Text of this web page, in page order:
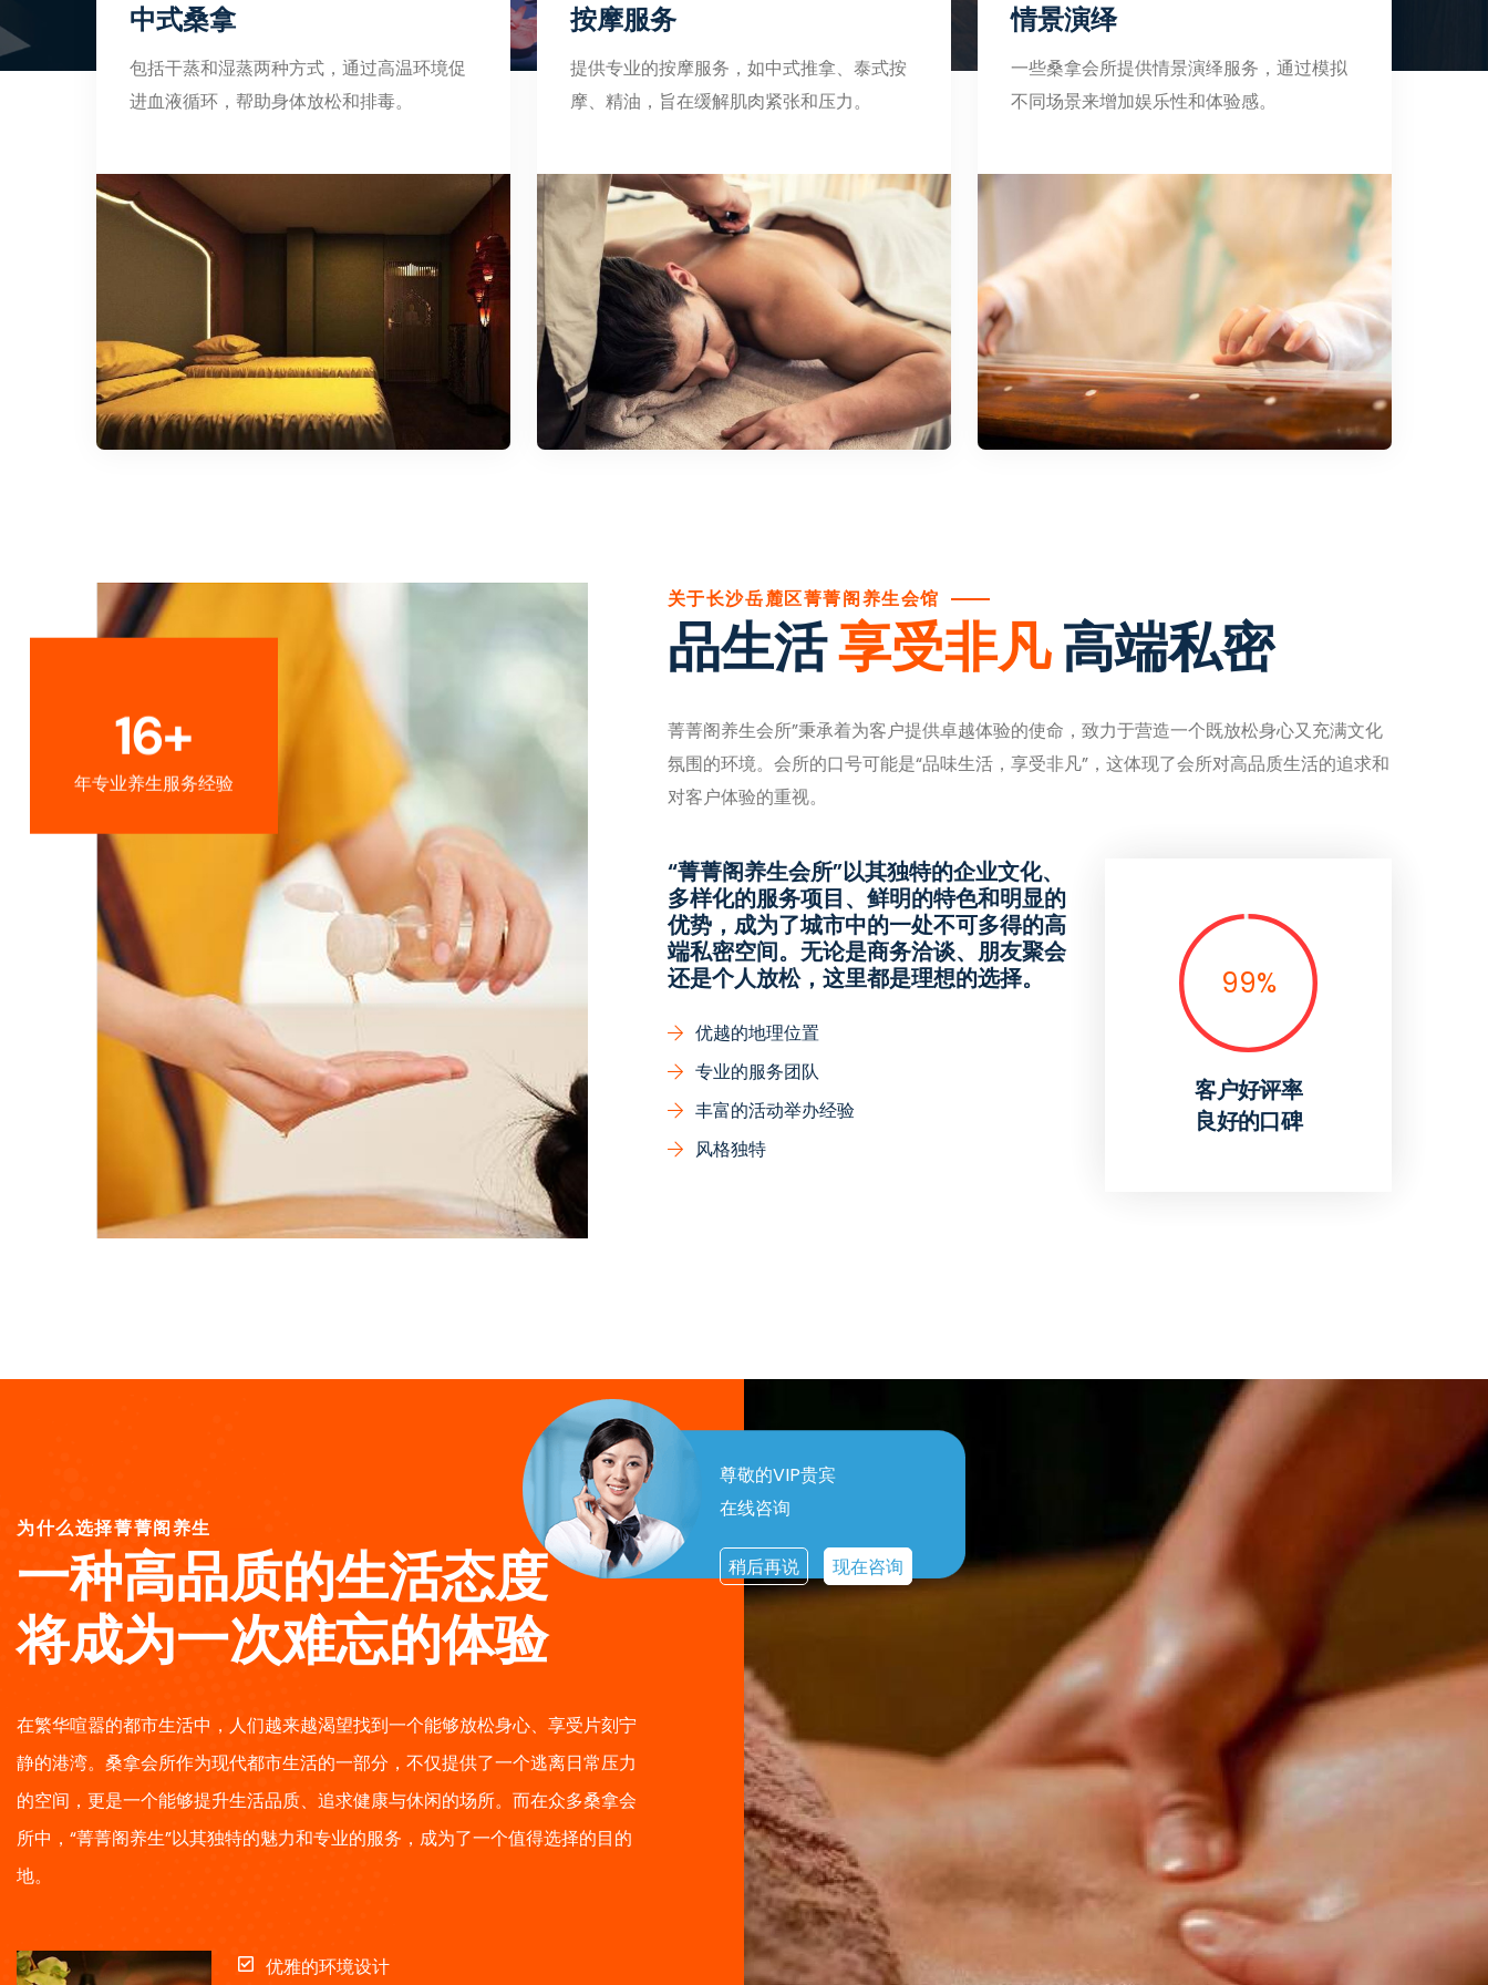
尊敬的VIP贵宾
在线咨询
稍后再说 现在咨询
中式桑拿
包括干蒸和湿蒸两种方式，通过高温环境促
进血液循环，帮助身体放松和排毒。
按摩服务
提供专业的按摩服务，如中式推拿、泰式按
摩、精油，旨在缓解肌肉紧张和压力。
情景演绎
一些桑拿会所提供情景演绎服务，通过模拟
不同场景来增加娱乐性和体验感。
16+
关于长沙岳麓区菁菁阁养生会馆
品生活享受非凡高端私密
菁菁阁养生会所”秉承着为客户提供卓越体验的使命，致力于营造一个既放松身心又充满文化
氛围的环境。会所的口号可能是“品味生活，享受非凡”，这体现了会所对高品质生活的追求和
对客户体验的重视。
“菁菁阁养生会所”以其独特的企业文化、
多样化的服务项目、鲜明的特色和明显的
优势，成为了城市中的一处不可多得的高
端私密空间。无论是商务洽谈、朋友聚会
还是个人放松，这里都是理想的选择。
优越的地理位置
专业的服务团队
丰富的活动举办经验
风格独特
99%
客户好评率
良好的口碑
为什么选择菁菁阁养生
一种高品质的生活态度
将成为一次难忘的体验
在繁华喧嚣的都市生活中，人们越来越渴望找到一个能够放松身心、享受片刻宁
静的港湾。桑拿会所作为现代都市生活的一部分，不仅提供了一个逃离日常压力
的空间，更是一个能够提升生活品质、追求健康与休闲的场所。而在众多桑拿会
所中，“菁菁阁养生”以其独特的魅力和专业的服务，成为了一个值得选择的目的
地。
优雅的环境设计